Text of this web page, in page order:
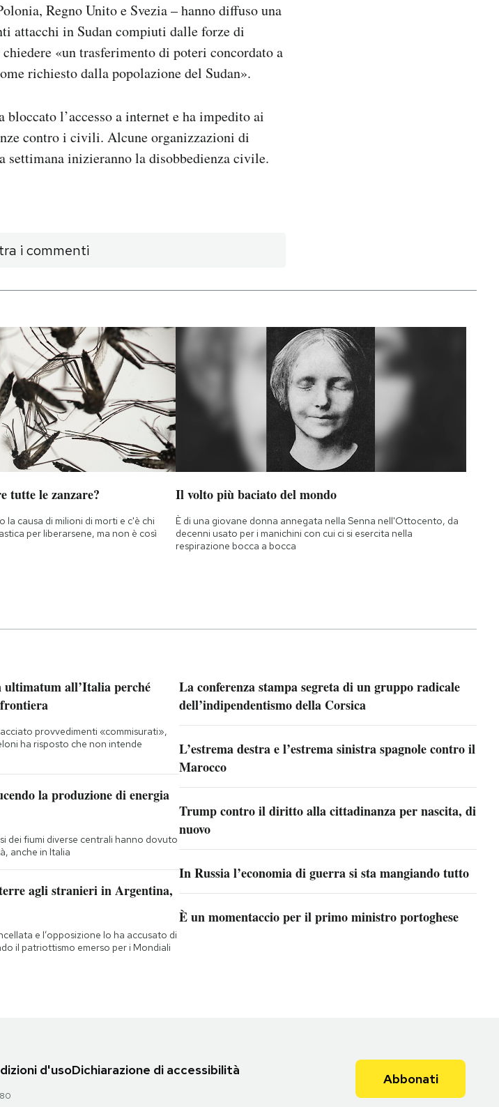
Regno Unito e Svezia – hanno diffuso una
attacchi in Sudan compiuti dalle forze di
«un trasferimento di poteri concordato a
richiesto dalla popolazione del Sudan».
l’accesso a internet e ha impedito ai
contro i civili. Alcune organizzazioni di
settimana inizieranno la disobbedienza civile.
i commenti
tutte le zanzare?
la causa di milioni di morti e c'è chi
per liberarsene, ma non è così
Il volto più baciato del mondo
È di una giovane donna annegata nella Senna nell'Ottocento, da
decenni usato per i manichini con cui ci si esercita nella
respirazione bocca a bocca
ultimatum all’Italia perché
provvedimenti «commisurati»,
ha risposto che non intende
la produzione di energia
dei fiumi diverse centrali hanno dovuto
anche in Italia
agli stranieri in Argentina,
e l’opposizione lo ha accusato di
il patriottismo emerso per i Mondiali
La conferenza stampa segreta di un gruppo radicale
dell’indipendentismo della Corsica
L’estrema destra e l’estrema sinistra spagnole contro il
Marocco
Trump contro il diritto alla cittadinanza per nascita, di
nuovo
In Russia l’economia di guerra si sta mangiando tutto
È un momentaccio per il primo ministro portoghese
d'usoDichiarazione di accessibilità
Abbonati